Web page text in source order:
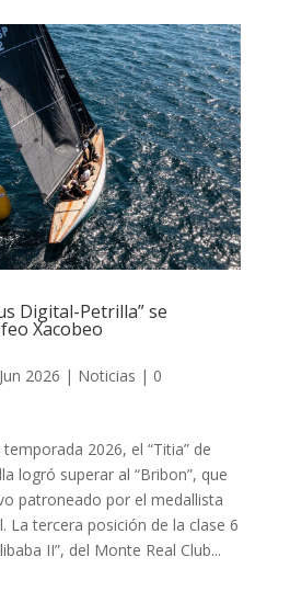
Digital-Petrilla” se
Xacobeo
2026 | Noticias | 0
2026, el “Titia” de
logró superar al “Bribon”, que
patroneado por el medallista
La tercera posición de la clase 6
II”, del Monte Real Club...